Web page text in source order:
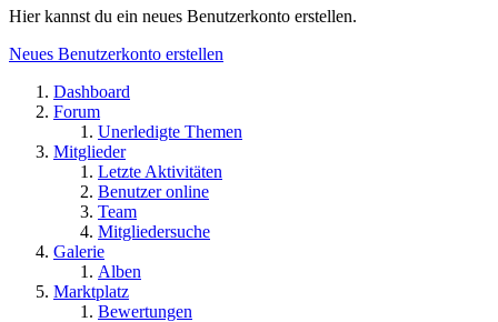
Hier kannst du ein neues Benutzerkonto erstellen.
Neues Benutzerkonto erstellen
Dashboard
Forum
Unerledigte Themen
Mitglieder
Letzte Aktivitäten
Benutzer online
Team
Mitgliedersuche
Galerie
Alben
Marktplatz
Bewertungen